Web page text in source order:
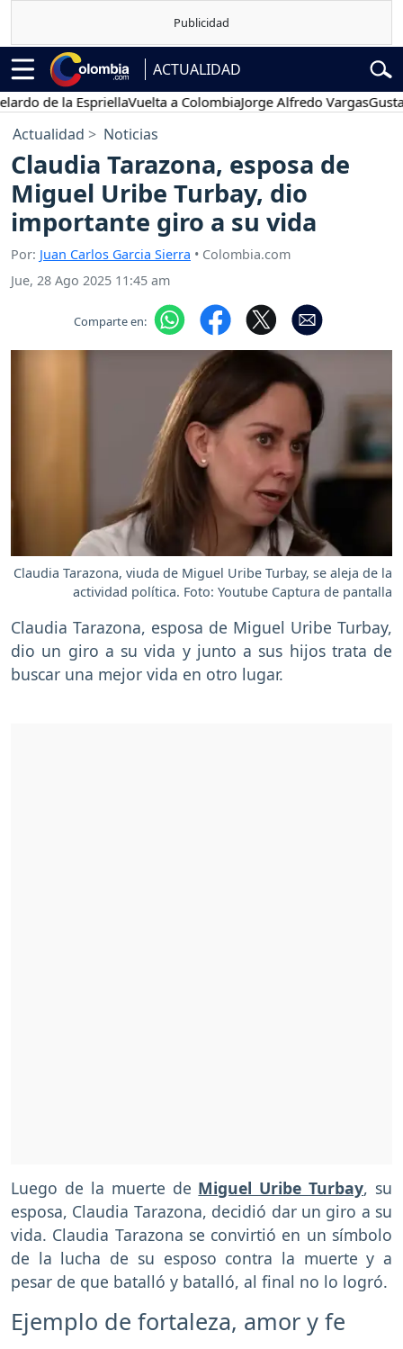
ACTUALIDAD
de la EspriellaVuelta a ColombiaJorge Alfredo VargasGustavo
Actualidad Noticias
Claudia Tarazona, esposa de
Miguel Uribe Turbay, dio
importante giro a su vida
Por: Juan Carlos Garcia Sierra • Colombia.com
Jue, 28 Ago 2025 11:45 am
Comparte en:
Claudia Tarazona, viuda de Miguel Uribe Turbay, se aleja de la
actividad política. Foto: Youtube Captura de pantalla
Claudia Tarazona, esposa de Miguel Uribe Turbay,
dio un giro a su vida y junto a sus hijos trata de
buscar una mejor vida en otro lugar.
Luego de la muerte de Miguel Uribe Turbay, su
esposa, Claudia Tarazona, decidió dar un giro a su
vida. Claudia Tarazona se convirtió en un símbolo
de la lucha de su esposo contra la muerte y a
pesar de que batalló y batalló, al final no lo logró.
Ejemplo de fortaleza, amor y fe